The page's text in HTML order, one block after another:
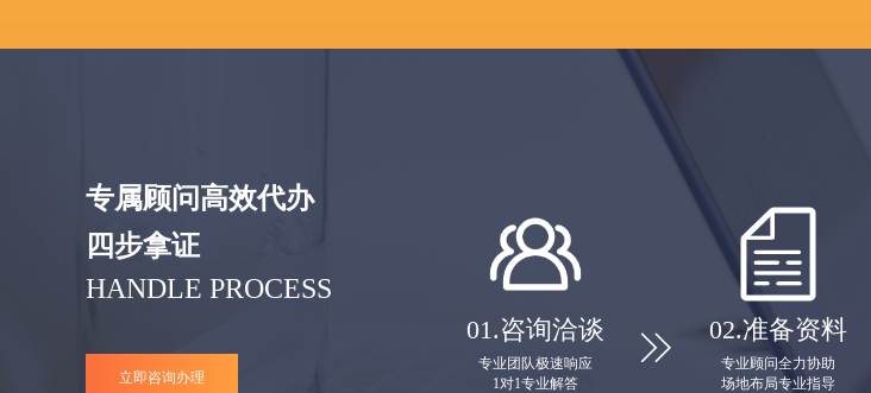
专属顾问高效代办
四步拿证
HANDLE PROCESS
立即咨询办理
01.咨询洽谈
专业团队极速响应
1对1专业解答
 02.准备资料
专业顾问全力协助
场地布局专业指导